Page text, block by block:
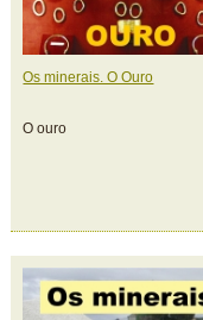
Os minerais. O Ouro
O ouro